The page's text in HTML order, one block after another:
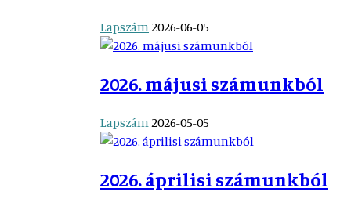
Lapszám 2026-06-05
2026. májusi számunkból
Lapszám2026-05-05
2026. áprilisi számunkból